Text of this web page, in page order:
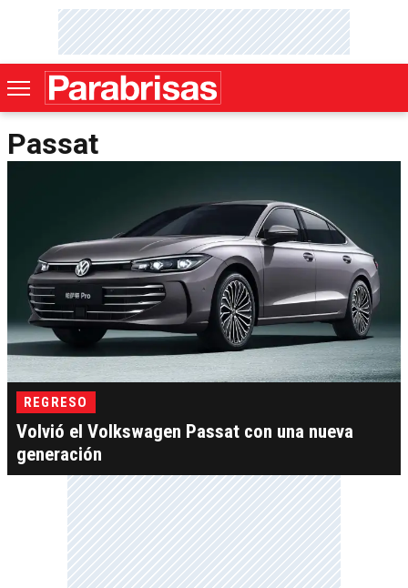
Passat
REGRESO
Volvió el Volkswagen Passat con una nueva
generación